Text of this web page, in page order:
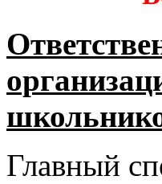
Главный